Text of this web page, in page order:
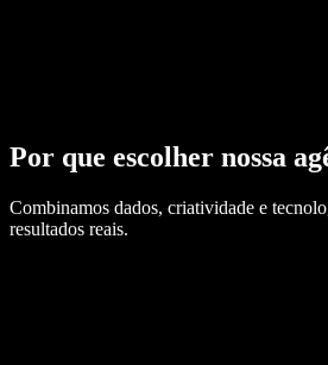
Por que escolher nossa
Combinamos dados, criatividade e
resultados reais.